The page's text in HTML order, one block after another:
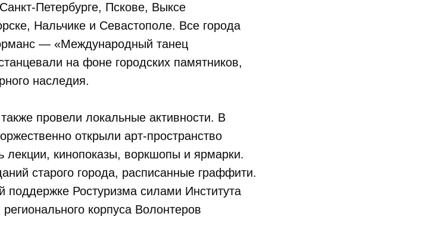
Петербурге, Пскове, Выксе
Нальчике и Севастополе. Все города
— «Международный танец
на фоне городских памятников,
наследия.
провели локальные активности. В
открыли арт-пространство
лекции, кинопоказы, воркшопы и ярмарки.
старого города, расписанные граффити.
поддержке Ростуризма силами Института
корпуса Волонтеров